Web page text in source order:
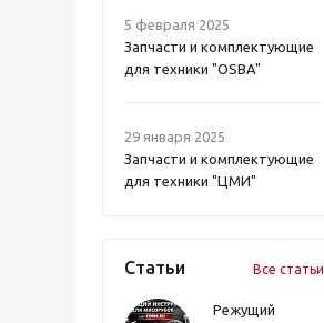
5 февраля 2025
Запчасти и комплектующие
для техники "OSBA"
29 января 2025
Запчасти и комплектующие
для техники "ЦМИ"
Статьи Все статьи
Режущий